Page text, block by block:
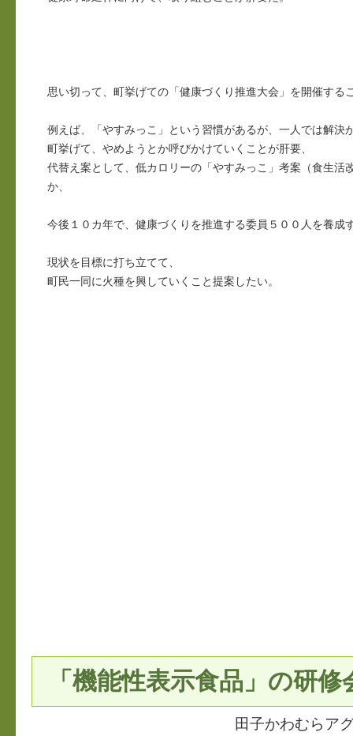
思い切って、町挙げての「健康づくり推進大会」を開催する
例えば、「やすみっこ」という習慣があるが、一人では解決
町挙げて、やめようとか呼びかけていくことが肝要、
代替え案として、低カロリーの「やすみっこ」考案（食生活
か、
今後１０カ年で、健康づくりを推進する委員５００人を養成
現状を目標に打ち立てて、
町民一同に火種を興していくこと提案したい。
「機能性表示食品」の研修
田子かわむらア